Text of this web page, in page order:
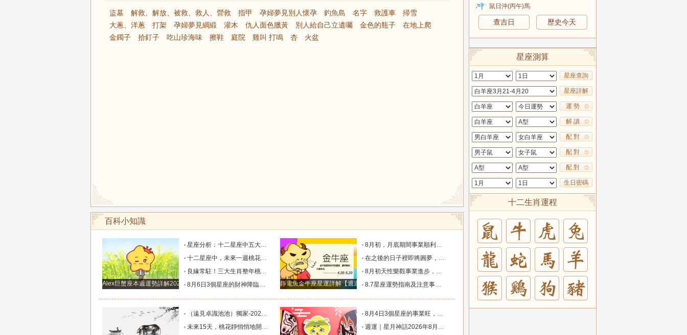
盜墓 解救、解放、被救、救人、營救 指甲 孕婦夢見別人懷孕 釣魚島 名字 救護車
掃雪
大蔥、洋蔥
打架 孕婦夢見綢緞 灌木 仇人面色臘黃 別人給自己立遺囑 金色的瓶子
在地上爬
金鐲子
拾釘子 吃山珍海味 擦鞋 庭院 雞叫 打鳴 杏 火盆
百科小知識
Alex巨蟹座本週運勢詳解2024.12.23-12.29
星座分析：十二星座中五大顏值最高的星座女生，天秤座只能排第二_魅力_情感_觀察力
十二星座中，未來一週桃花扭腰，指引舊愛歸來，出雙入對的星座！_愛情_都能_獅子座
良緣常駐！三大生肖整年桃花盛放，愛戀甜蜜綿長，婚姻幸福圓滿_屬豬_感情_單身
8月6日3個星座的財神降臨，財富滾滾來，錢包鼓鼓！_工作_金牛座_方面
靜電魚金牛座星運詳解【週運2024年12月9日-12月15日】
8月初，月底期間事業順利，運氣變好，新年到來之前發家致富的4大星座_財富_初至_天秤座
在之後的日子裡即將圓夢，財運順事業順，財富翻倍漲的星座_金牛座_成功_獅子座
8月初天性樂觀事業進步，一直走上坡路不缺錢的4星座。_財運_機會_主動
8.7星座運勢指南及注意事項（上）_事情_時機不對_歪理
（遠見卓識池池）獨家-2026年8月6日-十二生肖每日運程（事業、財運、健康、愛情）提醒_朋友_感情_伴侶
未來15天，桃花靜悄悄地開，與真愛只有一步之遙的4大星座_伴侶_愛情_雙子座
8月4日3個星座的事業旺，財旺，人旺，富貴雙至！_方面_天蠍座_雙子座
週運｜星月神話2026年8月6日-8月12日十二星座一週展望_都能_職責_時間
鼠日沖(丙午)馬
查吉日 歷史今天
星座測算
星座查詢
星座詳解
運 勢
解 讀
配 對
配 對
配 對
生日密碼
十二生肖運程
兔
猴 雞 狗